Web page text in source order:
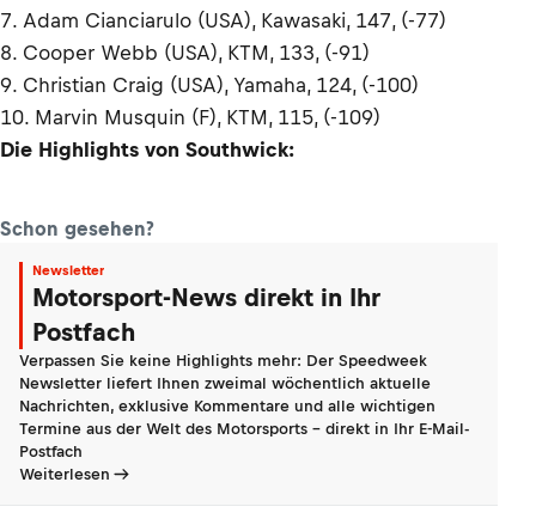
7. Adam Cianciarulo (USA), Kawasaki, 147, (-77)
8. Cooper Webb (USA), KTM, 133, (-91)
9. Christian Craig (USA), Yamaha, 124, (-100)
10. Marvin Musquin (F), KTM, 115, (-109)
Die Highlights von Southwick:
Schon gesehen?
Newsletter
Motorsport-News direkt in Ihr
Postfach
Verpassen Sie keine Highlights mehr: Der Speedweek
Newsletter liefert Ihnen zweimal wöchentlich aktuelle
Nachrichten, exklusive Kommentare und alle wichtigen
Termine aus der Welt des Motorsports - direkt in Ihr E-Mail-
Postfach
Weiterlesen